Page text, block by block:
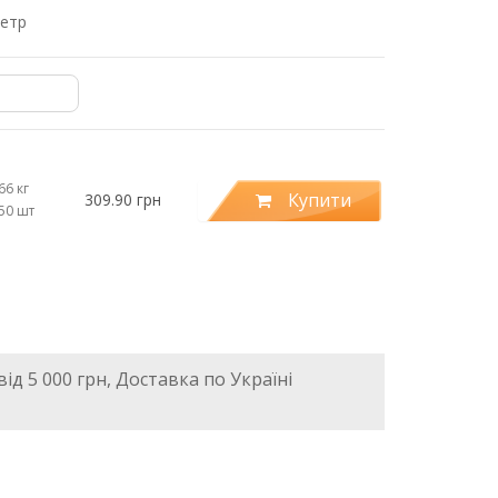
кг
шт
309.90 грн Купити
5 000 грн, Доставка по Україні